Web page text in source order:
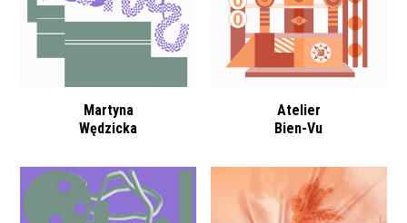
Martyna
Wędzicka
Atelier
Bien-Vu